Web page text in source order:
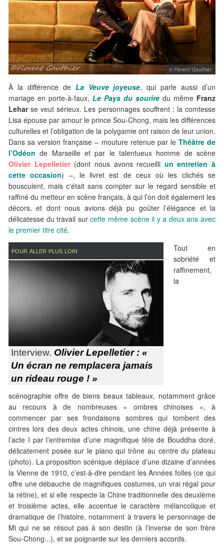
© Florent Gauthier
À la différence de La Veuve joyeuse, qui parle aussi d’un
mariage en porte-à-faux, Le Pays du sourire du même Franz
Leharse veut sérieux. Les personnages souffrent : la comtesse
Lisa épouse par amour le prince Sou-Chong, mais les différences
culturelles et l’obligation de la polygamie ont raison de leur union.
Dans sa version française – mouture retenue par le Théâtre de
l’Odéon de Marseille et par le talentueux homme de scène
Olivier Lepelletier(dont nous avons recueilli un entretien à
cette occasion) –, le livret est de ceux où les clichés se
bousculent, mais c'était sans compter sur le regard sensible et
raffiné du metteur en scène français, à qui l’on doit également les
décors, et dont nous avions déjà pu goûter l’élégance et la
délicatesse du travail surcette même scène il y a deux ans avec
le premier titre cité.
pour aller plus loin
Interview. Olivier Lepelletier : «
Un écran ne remplacera jamais
un rideau rouge ! »
Tout en
sobriété et
raffinement,
la
scénographie offre de biens beaux tableaux, notamment grâce
au recours à de nombreuses « ombres chinoises », à
commencer par ses frondaisons sombres qui tombent des
cintres lors des deux actes chinois, une chine déjà présente à
l’acte I par l’entremise d’une magnifique tête de Bouddha doré,
délicatement posée sur le piano qui trône au centre du plateau
(photo). La proposition scénique déplace d’une dizaine d’années
la Vienne de 1910, c’est-à-dire pendant les Années folles (ce qui
offre une débauche de magnifiques costumes, un vrai régal pour
la rétine), et si elle respecte la Chine traditionnelle des deuxième
et troisième actes, elle accentue le caractère mélancolique et
dramatique de l’histoire, notamment à travers le personnage de
Mi qui ne se résout pas à son destin (à l’inverse de son frère
Sou-Chong...), et se poignarde sur les derniers accords.